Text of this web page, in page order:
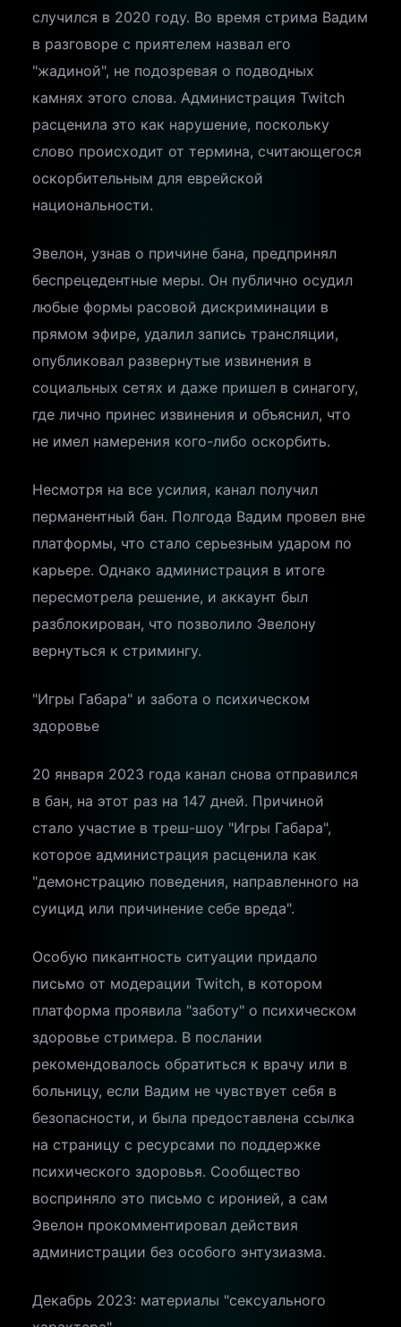
случился в 2020 году. Во время стрима Вадим
в разговоре с приятелем назвал его
"жадиной", не подозревая о подводных
камнях этого слова. Администрация Twitch
расценила это как нарушение, поскольку
слово происходит от термина, считающегося
оскорбительным для еврейской
национальности.
Эвелон, узнав о причине бана, предпринял
беспрецедентные меры. Он публично осудил
любые формы расовой дискриминации в
прямом эфире, удалил запись трансляции,
опубликовал развернутые извинения в
социальных сетях и даже пришел в синагогу,
где лично принес извинения и объяснил, что
не имел намерения кого-либо оскорбить.
Несмотря на все усилия, канал получил
перманентный бан. Полгода Вадим провел вне
платформы, что стало серьезным ударом по
карьере. Однако администрация в итоге
пересмотрела решение, и аккаунт был
разблокирован, что позволило Эвелону
вернуться к стримингу.
"Игры Габара" и забота о психическом
здоровье
20 января 2023 года канал снова отправился
в бан, на этот раз на 147 дней. Причиной
стало участие в треш-шоу "Игры Габара",
которое администрация расценила как
"демонстрацию поведения, направленного на
суицид или причинение себе вреда".
Особую пикантность ситуации придало
письмо от модерации Twitch, в котором
платформа проявила "заботу" о психическом
здоровье стримера. В послании
рекомендовалось обратиться к врачу или в
больницу, если Вадим не чувствует себя в
безопасности, и была предоставлена ссылка
на страницу с ресурсами по поддержке
психического здоровья. Сообщество
восприняло это письмо с иронией, а сам
Эвелон прокомментировал действия
администрации без особого энтузиазма.
Декабрь 2023: материалы "сексуального